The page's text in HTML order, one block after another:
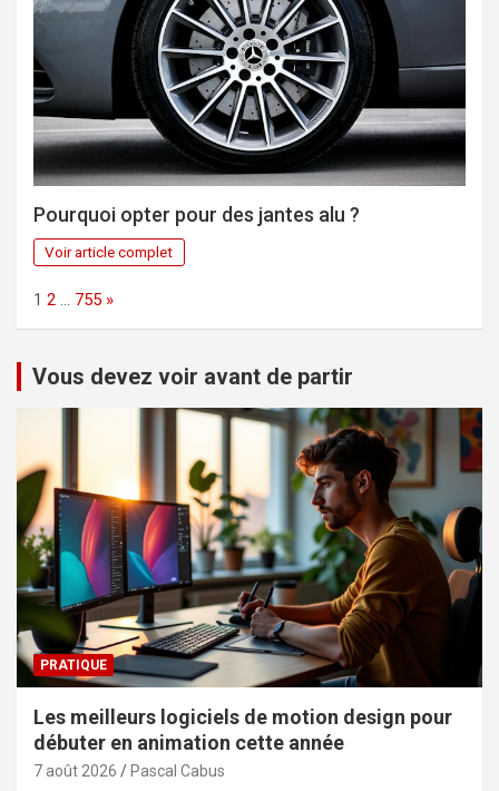
Pourquoi opter pour des jantes alu ?
Voir article complet
Page:
1 2 … 755 Next
»
Vous devez voir avant de partir
PRATIQUE
Les meilleurs logiciels de motion design pour
débuter en animation cette année
7 août 2026 Pascal Cabus